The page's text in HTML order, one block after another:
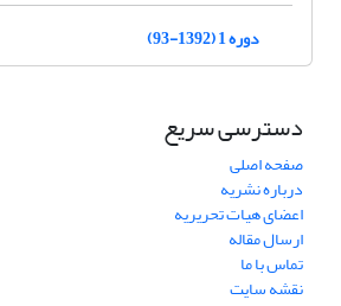
دوره 1 (1392-93)
دسترسی سریع
صفحه اصلی
درباره نشریه
اعضای هیات تحریریه
ارسال مقاله
تماس با ما
نقشه سایت